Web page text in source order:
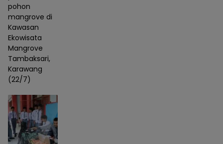
pohon
mangrove di
Kawasan
Ekowisata
Mangrove
Tambaksari,
Karawang
(22/7)